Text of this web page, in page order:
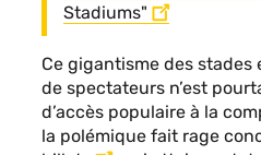
Stadiums"
Ce gigantisme des
de spectateurs n’est
d’accès populaire à la
la polémique fait rage